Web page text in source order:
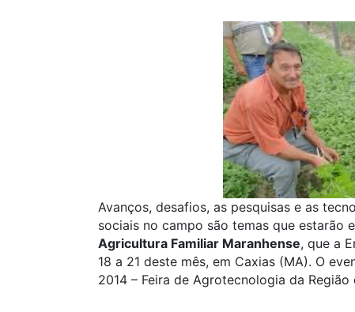
Avanços, desafios, as pesquisas e as
sociais no campo são temas que estarão
Agricultura Familiar Maranhense, que a
18 a 21 deste mês, em Caxias (MA). O
2014 – Feira de Agrotecnologia da Região